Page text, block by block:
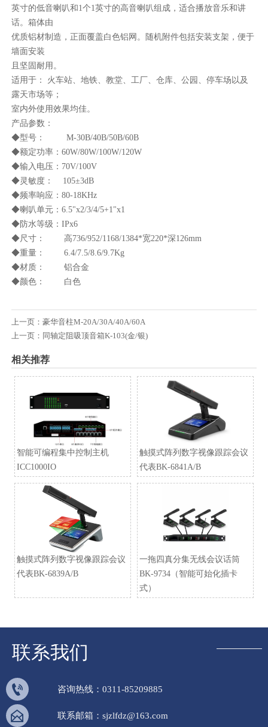
英寸的低音喇叭和1个1英寸的高音喇叭组成，适合播放音乐和讲
话。箱体由
优质铝材制造，正面覆盖白色铝网。随机附件包括安装支架，便于
墙面安装
且坚固耐用。
适用于： 火车站、地铁、教堂、工厂、仓库、公园、停车场以及
露天市场等；
室内外使用效果均佳。
产品参数：
◆型号： M-30B/40B/50B/60B
◆额定功率：60W/80W/100W/120W
◆输入电压：70V/100V
◆灵敏度： 105±3dB
◆频率响应：80-18KHz
◆喇叭单元：6.5"x2/3/4/5+1"x1
◆防水等级：IPx6
◆尺寸： 高736/952/1168/1384*宽220*深126mm
◆重量： 6.4/7.5/8.6/9.7Kg
◆材质： 铝合金
◆颜色： 白色
上一页： 豪华音柱M-20A/30A/40A/60A
上一页： 同轴定阻吸顶音箱K-103(金/银)
相关推荐
智能可编程集中控制主机
ICC1000IO
触摸式阵列数字视像跟踪会议
代表BK-6841A/B
触摸式阵列数字视像跟踪会议
代表BK-6839A/B
一拖四真分集无线会议话筒
BK-9734（智能可始化插卡
式）
联系我们
 咨询热线：0311-85209885
 联系邮箱：sjzlfdz@163.com